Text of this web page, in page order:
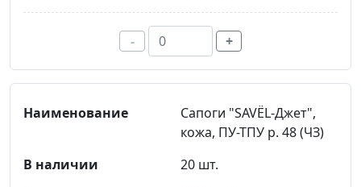
- +
Сапоги "SAVЁL-Джет",
кожа, ПУ-ТПУ р. 48 (ЧЗ)
20 шт.